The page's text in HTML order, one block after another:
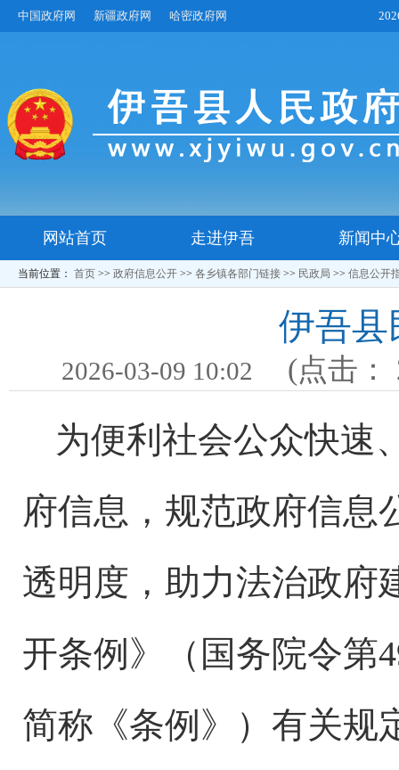
中国政府网 新疆政府网 哈密政府网
网站首页 走进伊吾 新闻中
当前位置： 首页 >> 政府信息公开 >> 各乡镇各部门链接 >> 民政局 >> 信息公开
伊吾县
2026-03-09 10:02 (点击：
为便利社会公众快速
府信息，规范政府信息
透明度，助力法治政府
开条例》（国务院令第
简称《条例》）有关规